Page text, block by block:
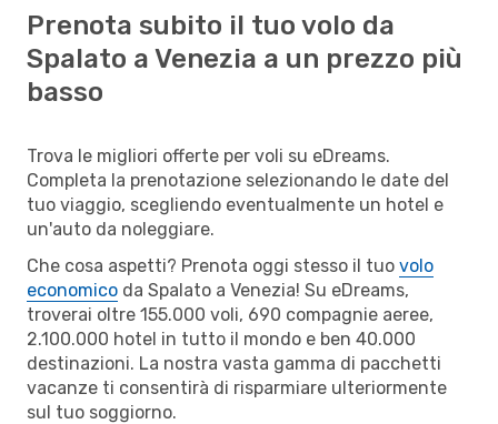
Prenota subito il tuo volo da
Spalato a Venezia a un prezzo più
basso
Trova le migliori offerte per voli su eDreams.
Completa la prenotazione selezionando le date del
tuo viaggio, scegliendo eventualmente un hotel e
un'auto da noleggiare.
Che cosa aspetti? Prenota oggi stesso il tuo volo
economico da Spalato a Venezia! Su eDreams,
troverai oltre 155.000 voli, 690 compagnie aeree,
2.100.000 hotel in tutto il mondo e ben 40.000
destinazioni. La nostra vasta gamma di pacchetti
vacanze ti consentirà di risparmiare ulteriormente
sul tuo soggiorno.